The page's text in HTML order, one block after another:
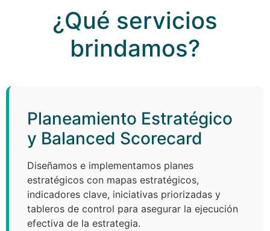
¿Qué servicios
brindamos?
Planeamiento Estratégico
y Balanced Scorecard
Diseñamos e implementamos planes
estratégicos con mapas estratégicos,
indicadores clave, iniciativas priorizadas y
tableros de control para asegurar la ejecución
efectiva de la estrategia.